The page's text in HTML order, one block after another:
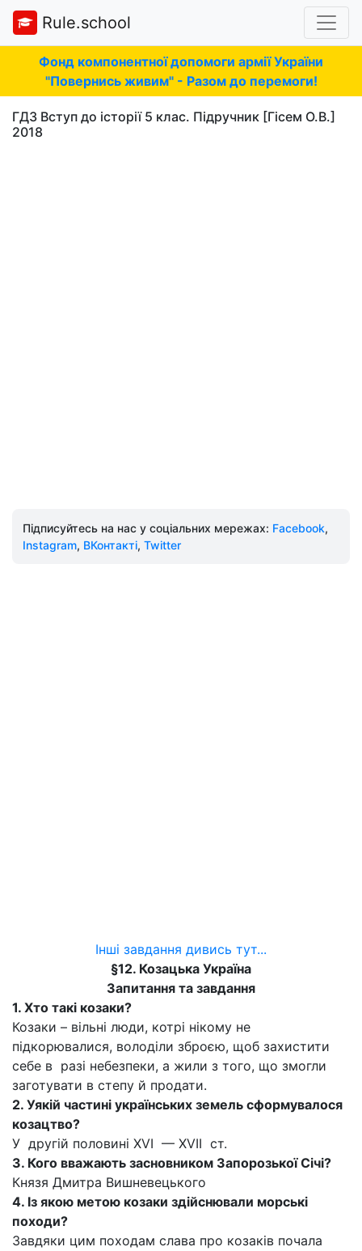
Rule.school
Фонд компонентної допомоги армії України
"Повернись живим" - Разом до перемоги!
ГДЗ Вступ до історії 5 клас. Підручник [Гісем О.В.]
2018
Підписуйтесь на нас у соціальних мережах: Facebook,
Instagram, ВКонтакті, Twitter
Інші завдання дивись тут...
§12. Козацька Україна
Запитання та завдання
1. Хто такі козаки?
Козаки – вільні люди, котрі нікому не
підкорювалися, володіли зброєю, щоб захистити
себе в разі небезпеки, а жили з того, що змогли
заготувати в степу й продати.
2. Уякій частині українських земель сформувалося
козацтво?
У другій половині XVI — XVII ст.
3. Кого вважають засновником Запорозької Січі?
Князя Дмитра Вишневецького
4. Із якою метою козаки здійснювали морські
походи?
Завдяки цим походам слава про козаків почала